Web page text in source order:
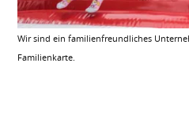
Wir sind ein familienfreundliches
Familienkarte.